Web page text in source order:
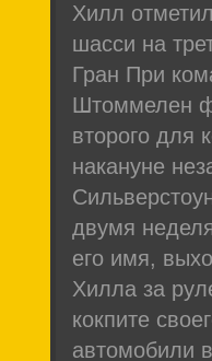
Хилл
шасси на
Гран При
Штоммелен
второго для
накануне
двумя
его имя,
Хилла за
кокпите
автомобили